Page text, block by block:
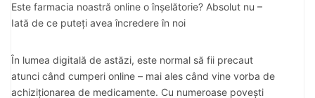
Este farmacia noastră online o înșelătorie? Absolut nu –
Iată de ce puteți avea încredere în noi
În lumea digitală de astăzi, este normal să fii precaut
atunci când cumperi online – mai ales când vine vorba de
achiziționarea de medicamente. Cu numeroase povești